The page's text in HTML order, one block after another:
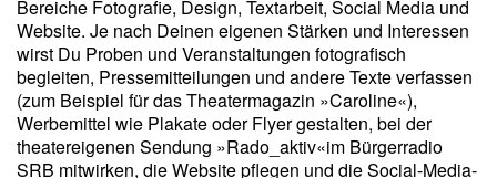
Bereiche Fotografie, Design, Textarbeit, Social Media und
Website. Je nach Deinen eigenen Stärken und Interessen
wirst Du Proben und Veranstaltungen fotografisch
begleiten, Pressemitteilungen und andere Texte verfassen
(zum Beispiel für das Theatermagazin »Caroline«),
Werbemittel wie Plakate oder Flyer gestalten, bei der
theatereigenen Sendung »Rado_aktiv«im Bürgerradio
SRB mitwirken, die Website pflegen und die Social-Media-